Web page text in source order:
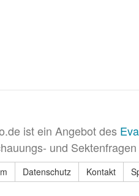
ist ein Angebot des
und
Datenschutz Kontakt